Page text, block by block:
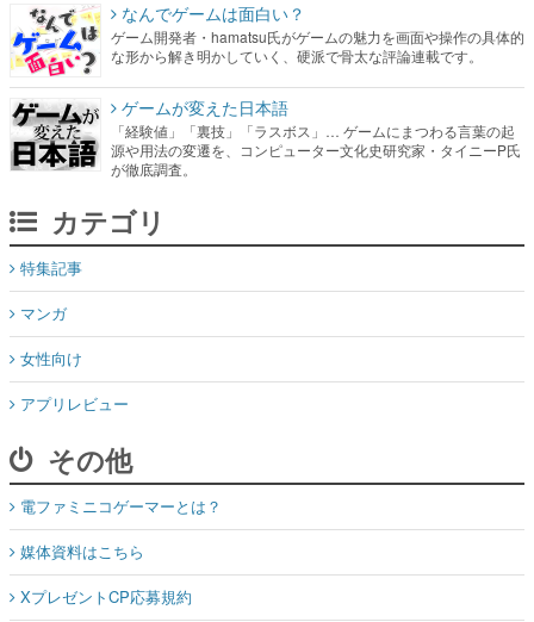
なんでゲームは面白い？
ゲーム開発者・hamatsu氏がゲームの魅力を画面や操作の具体的
な形から解き明かしていく、硬派で骨太な評論連載です。
ゲームが変えた日本語
「経験値」「裏技」「ラスボス」… ゲームにまつわる言葉の起
源や用法の変遷を、コンピューター文化史研究家・タイニーP氏
が徹底調査。
カテゴリ
特集記事
マンガ
女性向け
アプリレビュー
その他
電ファミニコゲーマーとは？
媒体資料はこちら
XプレゼントCP応募規約